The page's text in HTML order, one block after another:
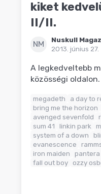
kiket
II/II.
NM
Nuskull
2013. június 27.
A legkedveltebb
közösségi oldalon.
megadeth
a day to
bring me the horizon
avenged sevenfold
sum 41
linkin park
system of a down
evanescence
iron maiden
pantera
fall out boy ozzy